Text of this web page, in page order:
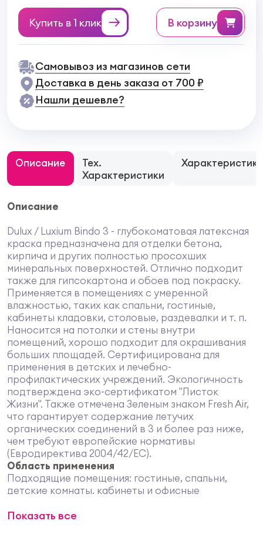
Купить в 1 клик в корзину
Самовывоз из магазинов сети
Доставка в день заказа от 700 ₽
Нашли дешевле?
Описание
Тех.
Характеристики
Характеристики
Описание
Dulux / Luxium Bindo 3 - глубокоматовая латексная
краска предназначена для отделки бетона,
кирпича и других полностью просохших
минеральных поверхностей. Отлично подходит
также для гипсокартона и обоев под покраску.
Применяется в помещениях с умеренной
влажностью, таких как спальни, гостиные,
кабинеты кладовки, столовые, раздевалки и т. п.
Наносится на потолки и стены внутри
помещений, хорошо подходит для окрашивания
больших площадей. Сертифицирована для
применения в детских и лечебно-
профилактических учреждений. Экологичность
подтверждена эко-сертификатом "Листок
Жизни". Также отмечена Зеленым знаком Fresh Air,
что гарантирует содержание летучих
органических соединений в 3 и более раз ниже,
чем требуют европейские нормативы
(Евродиректива 2004/42/EC).
Область применения
Подходящие помещения: гостиные, спальни,
детские комнаты, кабинеты и офисные
холлах, лестничных пролетах с умеренной
Показать все